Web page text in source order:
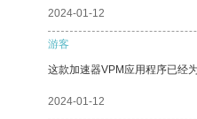
2024-01-12
游客
这款加速器VPM应用程序已经
2024-01-12